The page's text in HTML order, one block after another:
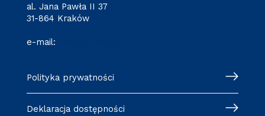
al. Jana Pawła II 37
31-864 Kraków
e-mail:
Polityka prywatności
Deklaracja dostępności